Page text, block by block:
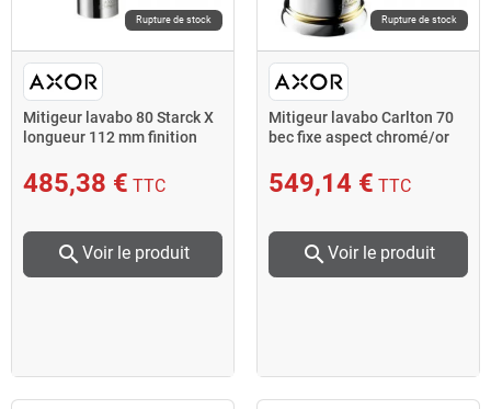
Rupture de stock
Mitigeur lavabo 80 Starck X
longueur 112 mm finition
485,38 € TTC
search Voir le produit
Rupture de stock
Mitigeur lavabo Carlton 70
bec fixe aspect chromé/or
549,14 € TTC
search Voir le produit